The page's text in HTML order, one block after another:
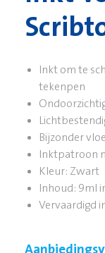
Inkt om te
tekenpen
Bijzonder
Inktpatroon
Kleur: Zwart
Inhoud: 9ml
Vervaardigd